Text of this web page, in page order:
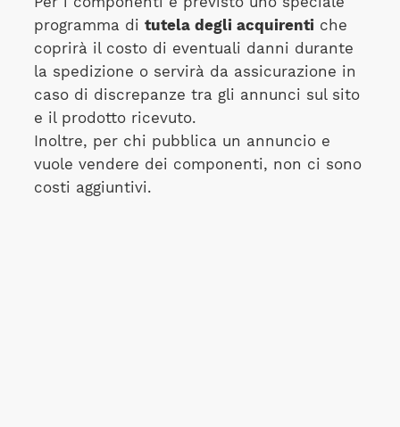
programma di tutela degli acquirentiche
coprirà il costo di eventuali danni durante
la spedizione o servirà da assicurazione in
caso di discrepanze tra gli annunci sul sito
e il prodotto ricevuto.
Inoltre, per chi pubblica un annuncio e
vuole vendere dei componenti, non ci sono
costi aggiuntivi.